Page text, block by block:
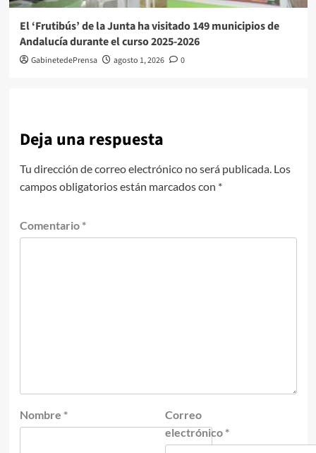
El ‘Frutibús’ de la Junta ha visitado 149 municipios de
Andalucía durante el curso 2025-2026
GabinetedePrensa agosto 1, 2026 0
Deja una respuesta
Tu dirección de correo electrónico no será publicada. Los
campos obligatorios están marcados con *
Comentario *
Nombre *
Correo
electrónico *